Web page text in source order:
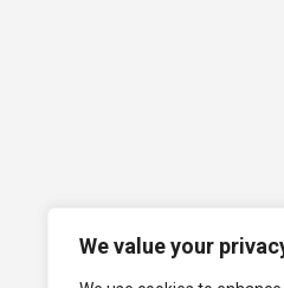
We value your